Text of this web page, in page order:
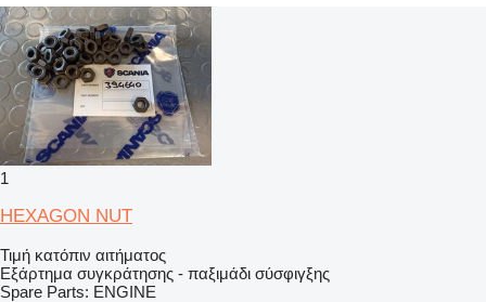
1
HEXAGON NUT
Τιμή κατόπιν αιτήματος
Εξάρτημα συγκράτησης - παξιμάδι σύσφιγξης
Spare Parts: ENGINE